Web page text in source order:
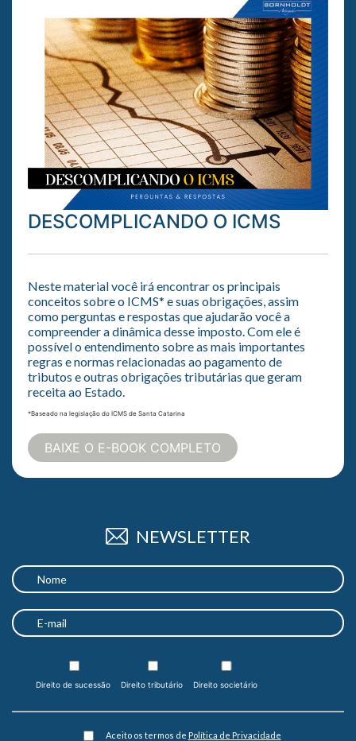
DESCOMPLICANDO O ICMS
Neste material você irá encontrar os principais
conceitos sobre o ICMS* e suas obrigações, assim
como perguntas e respostas que ajudarão você a
compreender a dinâmica desse imposto. Com ele é
possível o entendimento sobre as mais importantes
regras e normas relacionadas ao pagamento de
tributos e outras obrigações tributárias que geram
receita ao Estado.
*Baseado na legislação do ICMS de Santa Catarina
BAIXE O E-BOOK COMPLETO
NEWSLETTER
Direito de sucessão Direito tributário Direito societário
Aceito os termos de Política de Privacidade